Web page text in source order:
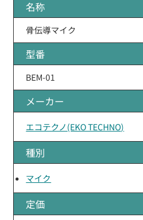
名称
骨伝導マイク
型番
BEM-01
メーカー
エコテクノ(EKO TECHNO)
種別
マイク
定価